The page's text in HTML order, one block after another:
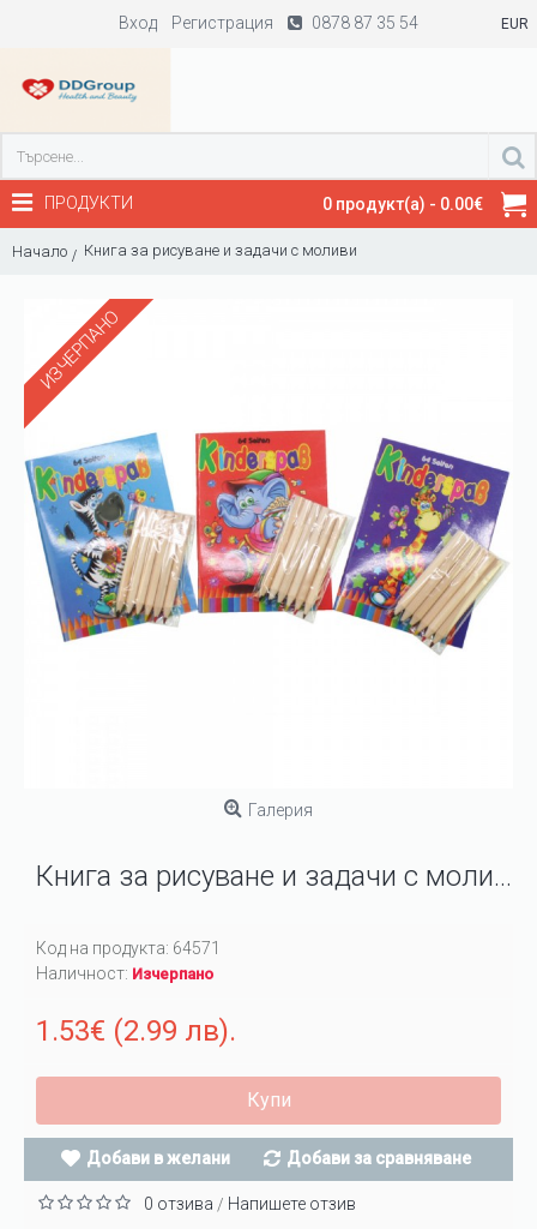
Вход Регистрация 0878 87 35 54 EUR
0 продукт(а) - 0.00€
ПРОДУКТИ
Начало Книга за рисуване и задачи с моливи
ИЗЧЕРПАНО
Галерия
Книга за рисуване и задачи с моливи
Код на продукта: 64571
Наличност: Изчерпано
1.53€ (2.99 лв).
Купи
Добави в желани Добави за сравняване
0 отзива / Напишете отзив